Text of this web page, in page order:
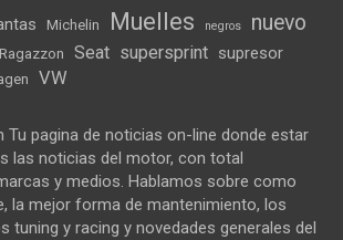
Michelin Muelles negros nuevo
Ragazzon Seat supersprint supresor
VW
pagina de noticias on-line donde estar
las noticias del motor, con total
y medios. Hablamos sobre como
la mejor forma de mantenimiento, los
tuning y racing y novedades generales del